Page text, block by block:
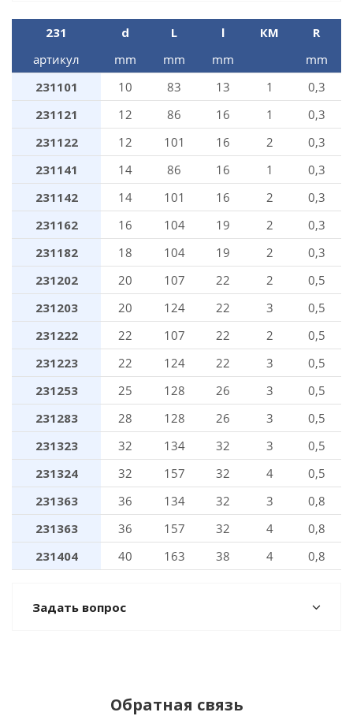
231 d L l КМ
R
артикул
mm mm mm
mm
231101
10 83 13 1
0,3
231121
12 86 16 1
0,3
231122
12 101 16 2
0,3
231141
14 86 16 1
0,3
231142
14 101 16 2
0,3
231162
16 104 19 2
0,3
231182
18 104 19 2
0,3
231202
20 107 22 2
0,5
231203
20 124 22 3
0,5
231222
22 107 22 2
0,5
231223
22 124 22 3
0,5
231253
25 128 26 3
0,5
231283
28 128 26 3
0,5
231323
32 134 32 3
0,5
231324
32 157 32 4
0,5
231363
36 134 32 3
0,8
231363
36 157 32 4
0,8
231404
40 163 38 4 0,8
Задать вопрос
Обратная связь